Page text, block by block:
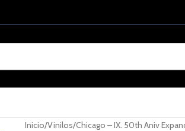
Inicio Vinilos Chicago – IX. 50th Aniv